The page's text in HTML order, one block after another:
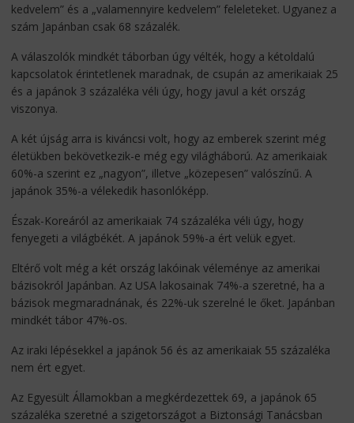
kedvelem” és a „valamennyire kedvelem” feleleteket. Ugyanez a
szám Japánban csak 68 százalék.
A válaszolók mindkét táborban úgy vélték, hogy a kétoldalú
kapcsolatok érintetlenek maradnak, de csupán az amerikaiak 25
és a japánok 3 százaléka véli úgy, hogy javul a két ország
viszonya.
A két újság arra is kiváncsi volt, hogy az emberek szerint még
életükben bekövetkezik-e még egy világháború. Az amerikaiak
60%-a szerint ez „nagyon”, illetve „közepesen” valószínű. A
japánok 35%-a vélekedik hasonlóképp.
Észak-Koreáról az amerikaiak 74 százaléka véli úgy, hogy
fenyegeti a világbékét. A japánok 59%-a ért velük egyet.
Eltérő volt még a két ország lakóinak véleménye az amerikai
bázisokról Japánban. Az USA lakosainak 74%-a szeretné, ha a
bázisok megmaradnának, és 22%-uk szerelné le őket. Japánban
mindkét tábor 47%-os.
Az iraki lépésekkel a japánok 56 és az amerikaiak 55 százaléka
nem ért egyet.
Az Egyesült Államokban a megkérdezettek 69, a japánok 65
százaléka szeretné a szigetországot a Biztonsági Tanácsban